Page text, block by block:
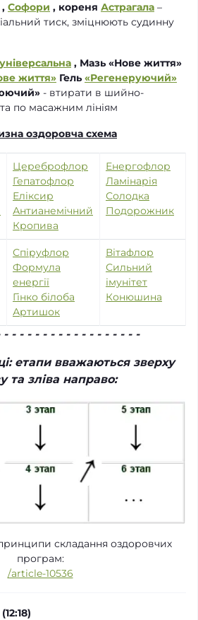
, Софори , кореня Астрагала –
тиск, зміцнюють судинну
, Мазь «Нове життя»
життя» Гель «Регенеруючий»
- втирати в шийно-
по масажним лініям
оздоровча схема
Цереброфлор
Гепатофлор
Еліксир
Антианемічний
Кропива
Енергофлор
Ламінарія
Солодка
Подорожник
Спіруфлор
Формула
енергії
Гінко білоба
Артишок
Вітафлор
Сильний
імунітет
Конюшина
- - - - - - - - - - - - - - - - - -
етапи вважаються зверху
та зліва направо:
складання оздоровчих
програм:
/article-10536